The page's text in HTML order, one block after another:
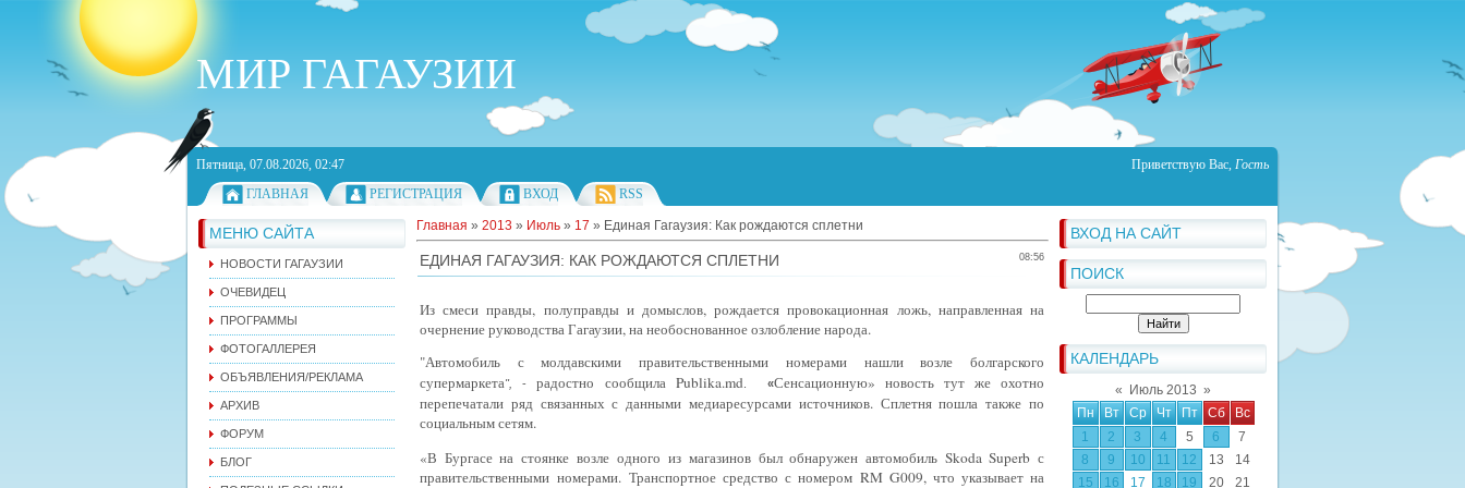
МИР ГАГАУЗИИ
Пятница, 07.08.2026, 02:47 Приветствую Вас, Гость
ГЛАВНАЯ
РЕГИСТРАЦИЯ ВХОД RSS
МЕНЮ САЙТА
НОВОСТИ ГАГАУЗИИ
ОЧЕВИДЕЦ
ПРОГРАММЫ
ФОТОГАЛЛЕРЕЯ
ОБЪЯВЛЕНИЯ/РЕКЛАМА
АРХИВ
ФОРУМ
БЛОГ
ВХОД НА САЙТ
ПОИСК
КАЛЕНДАРЬ
« Июль 2013 »
Пн
Вт Ср Чт Пт Сб
Вс
1
2 3 4 5 6
7
8
9 10 11 12 13
14
15
16 17 18 19 20 21
Главная » 2013 » Июль » 17 » Единая Гагаузия: Как рождаются сплетни
08:56
ЕДИНАЯ ГАГАУЗИЯ: КАК РОЖДАЮТСЯ СПЛЕТНИ
Из смеси правды, полуправды и домыслов, рождается провокационная ложь, направленная на
очернение руководства Гагаузии, на необоснованное озлобление народа.
"Автомобиль с молдавскими правительственными номерами нашли возле болгарского
супермаркета", - радостно сообщила Publika.md «Сенсационную» новость тут же охотно
перепечатали ряд связанных с данными медиаресурсами источников. Сплетня пошла также по
социальным сетям.
«В Бургасе на стоянке возлеодного из магазинов был обнаружен автомобиль Skoda Superb с
правительственными номерами. Транспортное средство с номером RM G009, что указывает на